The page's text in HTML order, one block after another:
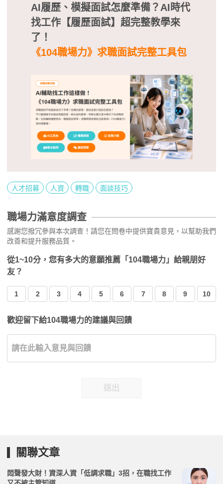
AI履歷、模擬面試怎麼準備？AI時代
找工作【履歷面試】超完整教學來
了！
《104職場力》求職面試完整工具包
人才招募 人資 轉職 面談技巧
職場力滿意度調查
感謝您撥冗參與本次調查！請您在問卷中提供寶貴意見，以幫助我們
改善和提升服務品質。
從1~10分，您有多大的意願推薦「104職場力」給親朋好
友？
1 2 3 4 5 6 7 8 9 10
歡迎留下給104職場力的建議與回饋
送出
關聯文章
悶聲發大財！資深人資「低調求職」3招，在職找工作